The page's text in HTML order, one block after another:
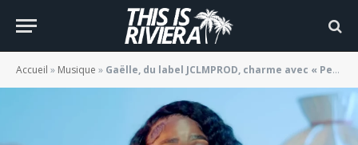
Accueil » Musique » Gaëlle, du label JCLMPROD, charme avec « Petit Boutchou »